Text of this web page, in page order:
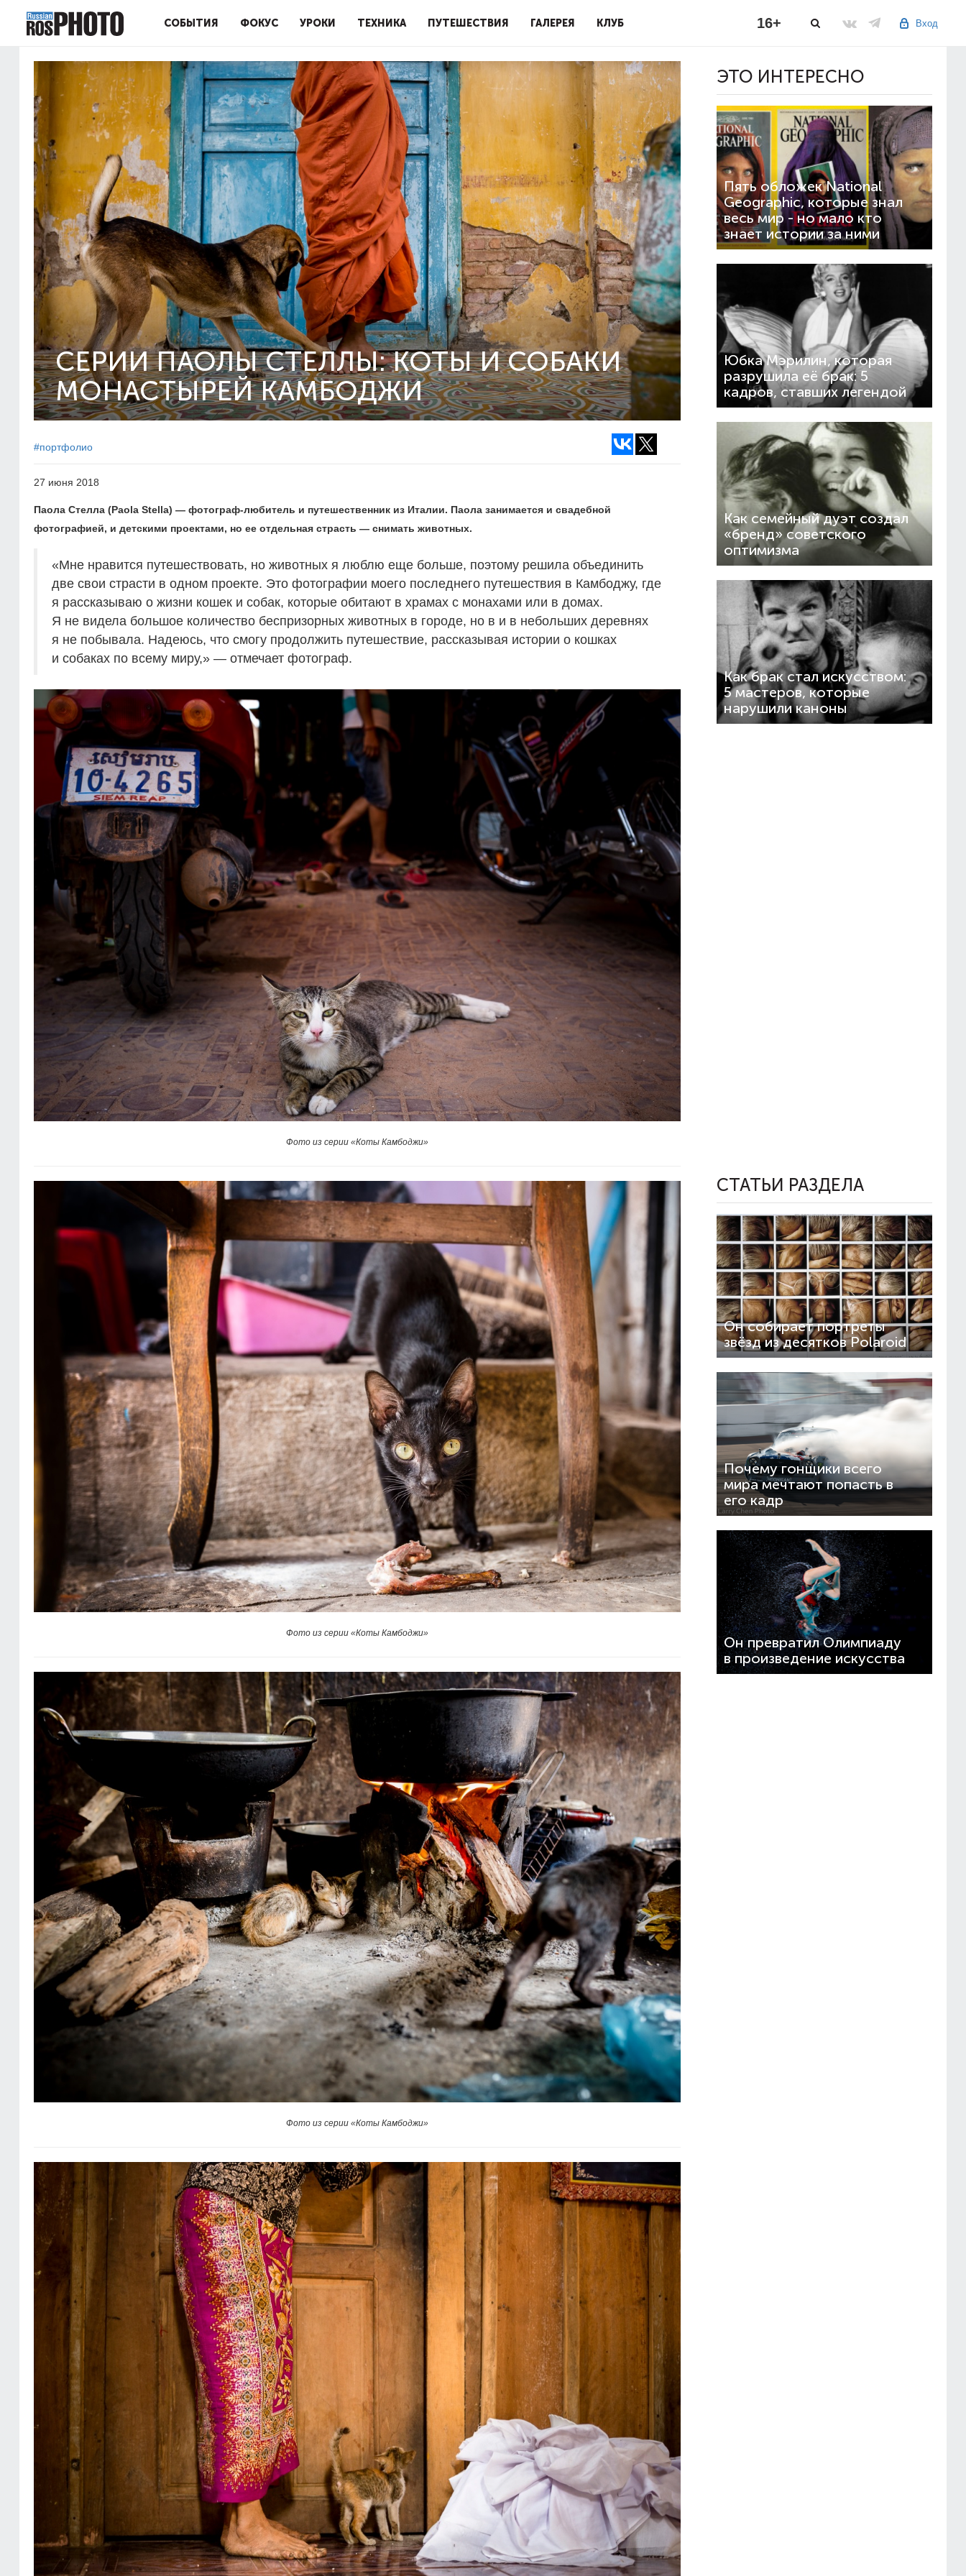
СОБЫТИЯ ФОКУС УРОКИ ТЕХНИКА ПУТЕШЕСТВИЯ ГАЛЕРЕЯ КЛУБ Вход
16+
СЕРИИ ПАОЛЫ СТЕЛЛЫ: КОТЫ И СОБАКИ
МОНАСТЫРЕЙ КАМБОДЖИ
#портфолио
27 июня 2018
Паола Стелла (Paola Stella) — фотограф-любитель и путешественник из Италии. Паола занимается и свадебной
фотографией, и детскими проектами, но ее отдельная страсть — снимать животных.
«Мне нравится путешествовать, но животных я люблю еще больше, поэтому решила объединить
две свои страсти в одном проекте. Это фотографии моего последнего путешествия в Камбоджу, где
я рассказываю о жизни кошек и собак, которые обитают в храмах с монахами или в домах.
Я не видела большое количество беспризорных животных в городе, но в и в небольших деревнях
я не побывала. Надеюсь, что смогу продолжить путешествие, рассказывая истории о кошках
и собаках по всему миру,» — отмечает фотограф.
Фото из серии «Коты Камбоджи»
Фото из серии «Коты Камбоджи»
Фото из серии «Коты Камбоджи»
ЭТО ИНТЕРЕСНО
Пять обложек National
Geographic, которые знал
весь мир - но мало кто
знает истории за ними
Юбка Мэрилин, которая
разрушила её брак: 5
кадров, ставших легендой
Как семейный дуэт создал
«бренд» советского
оптимизма
Как брак стал искусством:
5 мастеров, которые
нарушили каноны
СТАТЬИ РАЗДЕЛА
Он собирает портреты
звёзд из десятков Polaroid
Почему гонщики всего
мира мечтают попасть в
его кадр
Он превратил Олимпиаду
в произведение искусства